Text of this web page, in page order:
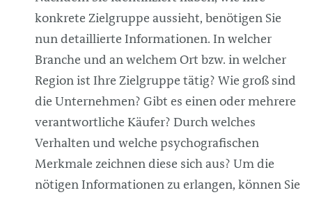
konkrete Zielgruppe aussieht, benötigen Sie
nun detaillierte Informationen. In welcher
Branche und an welchem Ort bzw. in welcher
Region ist Ihre Zielgruppe tätig? Wie groß sind
die Unternehmen? Gibt es einen oder mehrere
verantwortliche Käufer? Durch welches
Verhalten und welche psychografischen
Merkmale zeichnen diese sich aus? Um die
nötigen Informationen zu erlangen, können Sie